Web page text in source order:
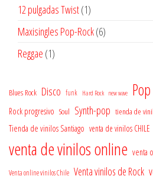
12 pulgadas Twist 11
producto
Maxisingles Pop-Rock 66
Reggae 11
Blues Rock Disco funk Hard Rock new wave
Rock progresivo Soul Synth-pop tienda de
Tienda de vinilos Santiago venta de vinilos CHILE
venta de vinilos online venta
Venta online vinilos Chile Venta vinilos de Rock